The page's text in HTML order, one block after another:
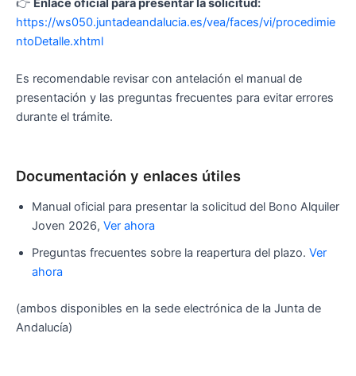
👉 Enlace oficial para presentar la solicitud:
https://ws050.juntadeandalucia.es/vea/faces/vi/procedimie
ntoDetalle.xhtml
Es recomendable revisar con antelación el manual de
presentación y las preguntas frecuentes para evitar errores
durante el trámite.
Documentación y enlaces útiles
Manual oficial para presentar la solicitud del Bono Alquiler
Joven 2026, Ver ahora
Preguntas frecuentes sobre la reapertura del plazo. Ver
ahora
(ambos disponibles en la sede electrónica de la Junta de
Andalucía)